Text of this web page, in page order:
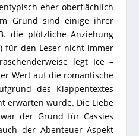
eher oberflächlich
Grund sind einige ihrer
die plötzliche Anziehung
für den Leser nicht immer
legt Ice –
Wert auf die romantische
des Klappentextes
erwarten würde. Die Liebe
der Grund für Cassies
der Abenteuer Aspekt